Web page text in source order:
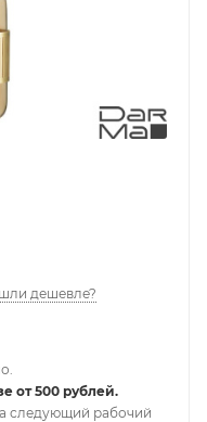
дешевле?
от 500 рублей.
следующий рабочий